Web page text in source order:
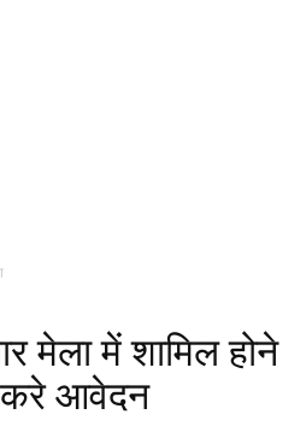
मेला में शामिल होने
आवेदन